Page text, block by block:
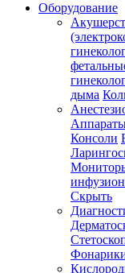
Оборудование
дыма
Консоли
Скрыть